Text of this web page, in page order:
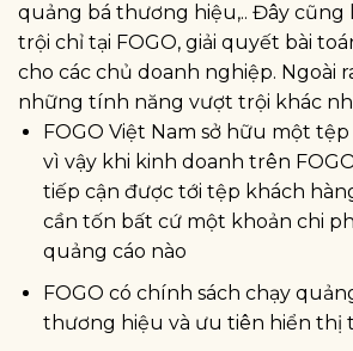
quảng bá thương hiệu,.. Đây cũng
trội chỉ tại FOGO, giải quyết bài
cho các chủ doanh nghiệp. Ngoài
những tính năng vượt trội khác
FOGO Việt Nam sở hữu một
vì vậy khi kinh doanh trên
tiếp cận được tới tệp khách
cần tốn bất cứ một khoản chi
quảng cáo nào
FOGO có chính sách chạy
thương hiệu và ưu tiên hiển thị